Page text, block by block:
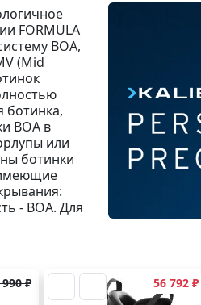
FORMULA
BOA,
(Mid
ботинка,
BOA в
или
ботинки
- BOA. Для
₽ 56 792 ₽